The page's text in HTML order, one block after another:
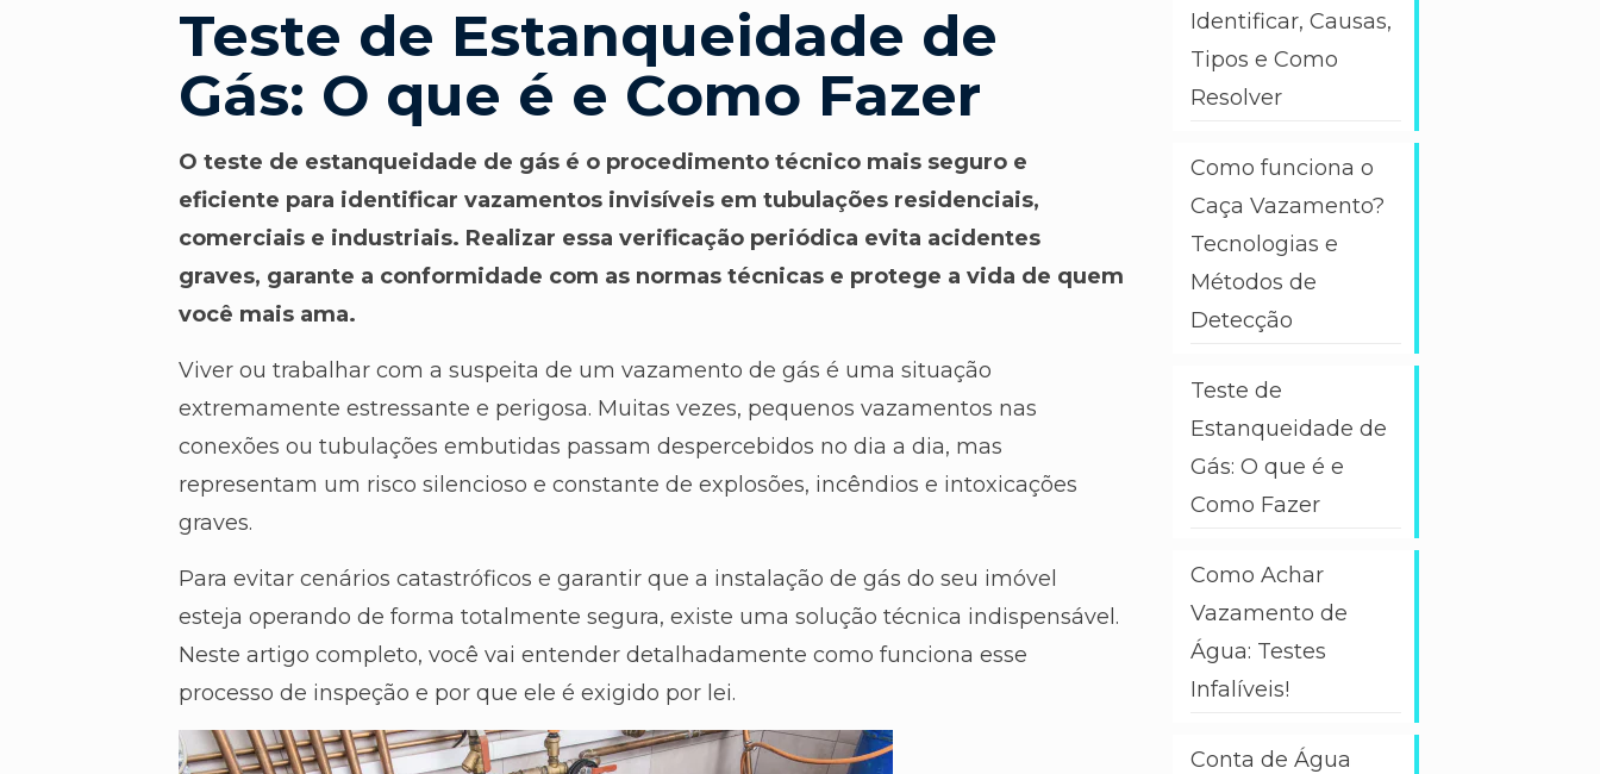
Teste de Estanqueidade de
Gás: O que é e Como Fazer
O teste de estanqueidade de gás é o procedimento técnico mais seguro e
eficiente para identificar vazamentos invisíveis em tubulações residenciais,
comerciais e industriais. Realizar essa verificação periódica evita acidentes
graves, garante a conformidade com as normas técnicas e protege a vida de quem
você mais ama.
Viver ou trabalhar com a suspeita de um vazamento de gás é uma situação
extremamente estressante e perigosa. Muitas vezes, pequenos vazamentos nas
conexões ou tubulações embutidas passam despercebidos no dia a dia, mas
representam um risco silencioso e constante de explosões, incêndios e intoxicações
graves.
Para evitar cenários catastróficos e garantir que a instalação de gás do seu imóvel
esteja operando de forma totalmente segura, existe uma solução técnica indispensável.
Neste artigo completo, você vai entender detalhadamente como funciona esse
processo de inspeção e por que ele é exigido por lei.
Identificar, Causas,
Tipos e Como
Resolver
Como funciona o
Caça Vazamento?
Tecnologias e
Métodos de
Detecção
Teste de
Estanqueidade de
Gás: O que é e
Como Fazer
Como Achar
Vazamento de
Água: Testes
Infalíveis!
Conta de Água